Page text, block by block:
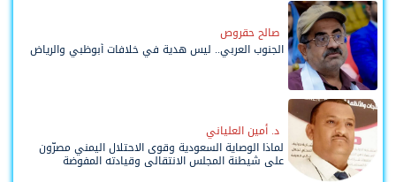
صالح حقروص
الجنوب العربي.. ليس هدية في خلافات أبوظبي والرياض
د. أمين العلياني
لماذا الوصاية السعودية وقوى الاحتلال اليمني مصرّون
على شيطنة المجلس الانتقالي وقيادته المفوضة